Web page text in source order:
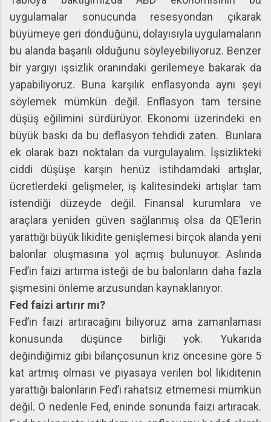
uygulamalar sonucunda resesyondan çıkarak
büyümeye geri döndüğünü, dolayısıyla uygulamaların
bu alanda başarılı olduğunu söyleyebiliyoruz. Benzer
bir yargıyı işsizlik oranındaki gerilemeye bakarak da
yapabiliyoruz. Buna karşılık enflasyonda aynı şeyi
söylemek mümkün değil. Enflasyon tam tersine
düşüş eğilimini sürdürüyor. Ekonomi üzerindeki en
büyük baskı da bu deflasyon tehdidi zaten. Bunlara
ek olarak bazı noktaları da vurgulayalım. İşsizlikteki
ciddi düşüşe karşın henüz istihdamdaki artışlar,
ücretlerdeki gelişmeler, iş kalitesindeki artışlar tam
istendiği düzeyde değil. Finansal kurumlara ve
araçlara yeniden güven sağlanmış olsa da QE’lerin
yarattığı büyük likidite genişlemesi birçok alanda yeni
balonlar oluşmasına yol açmış bulunuyor. Aslında
Fed’in faizi artırma isteği de bu balonların daha fazla
şişmesini önleme arzusundan kaynaklanıyor.
Fed faizi artırır mı?
Fed’in faizi artıracağını biliyoruz ama zamanlaması
konusunda düşünce birliği yok. Yukarıda
değindiğimiz gibi bilançosunun kriz öncesine göre 5
kat artmış olması ve piyasaya verilen bol likiditenin
yarattığı balonların Fed’i rahatsız etmemesi mümkün
değil. O nedenle Fed, eninde sonunda faizi artıracak.